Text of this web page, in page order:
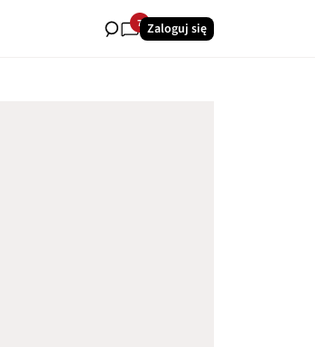
7 Zaloguj się